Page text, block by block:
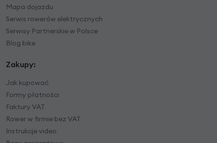
Mapa dojazdu
Serwis rowerów elektrycznych
Serwisy Partnerskie w Polsce
Blog bike
Zakupy:
Jak kupować
Formy płatności
Faktury VAT
Rower w firmie bez VAT
Instrukcje video